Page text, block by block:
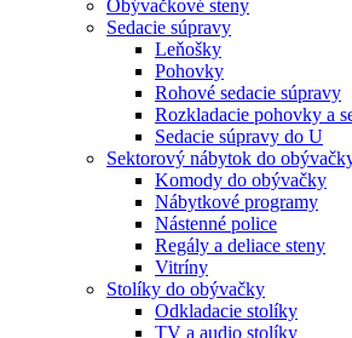
Obývačkové steny
Sedacie súpravy
Leňošky
Pohovky
Rohové sedacie súpravy
Rozkladacie pohovky a
Sedacie súpravy do U
Sektorový nábytok do
Komody do obývačky
Nábytkové programy
Nástenné police
Regály a deliace steny
Vitríny
Stolíky do obývačky
Odkladacie stolíky
TV a audio stolíky